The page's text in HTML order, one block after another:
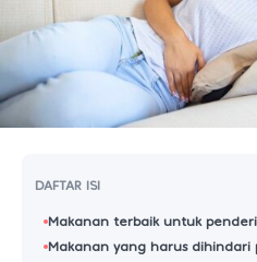
DAFTAR ISI
Makanan terbaik untuk
Makanan yang harus